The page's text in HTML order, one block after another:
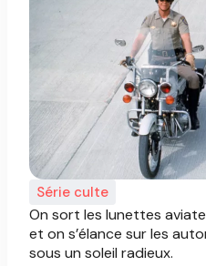
Série culte
On sort les lunettes
et on s’élance sur les
sous un soleil radieux.